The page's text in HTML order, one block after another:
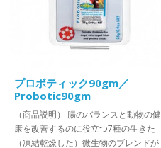
プロボティック90gm／
Probotic90gm
（商品説明） 腸のバランスと動物の健
康を改善するのに役立つ7種の生きた
（凍結乾燥した）微生物のブレンドが